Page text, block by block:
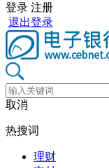
登录 注册
退出登录
取消
热搜词
理财